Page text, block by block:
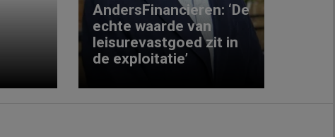
AndersFinancieren: ‘De
echte waarde van
leisurevastgoed zit in
de exploitatie’